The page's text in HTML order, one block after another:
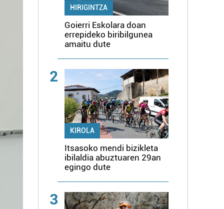
HIRIGINTZA
Goierri Eskolara doan
errepideko biribilgunea
amaitu dute
2
KIROLA
Itsasoko mendi bizikleta
ibilaldia abuztuaren 29an
egingo dute
3